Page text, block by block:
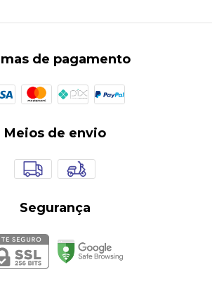
de pagamento
Meios de envio
Segurança